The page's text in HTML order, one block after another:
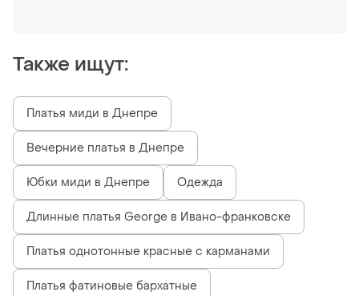
Также ищут:
Платья миди в Днепре
Вечерние платья в Днепре
Юбки миди в Днепре Одежда
Длинные платья George в Ивано-франковске
Платья однотонные красные с карманами
Платья фатиновые бархатные